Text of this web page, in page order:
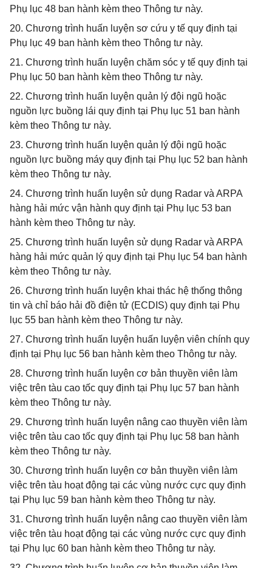
Phụ lục 48 ban hành kèm theo Thông tư này.
20. Chương trình huấn luyện sơ cứu y tế quy định tại
Phụ lục 49 ban hành kèm theo Thông tư này.
21. Chương trình huấn luyện chăm sóc y tế quy định tại
Phụ lục 50 ban hành kèm theo Thông tư này.
22. Chương trình huấn luyện quản lý đội ngũ hoặc
nguồn lực buồng lái quy định tại Phụ lục 51 ban hành
kèm theo Thông tư này.
23. Chương trình huấn luyện quản lý đội ngũ hoặc
nguồn lực buồng máy quy định tại Phụ lục 52 ban hành
kèm theo Thông tư này.
24. Chương trình huấn luyện sử dụng Radar và ARPA
hàng hải mức vận hành quy định tại Phụ lục 53 ban
hành kèm theo Thông tư này.
25. Chương trình huấn luyện sử dụng Radar và ARPA
hàng hải mức quản lý quy định tại Phụ lục 54 ban hành
kèm theo Thông tư này.
26. Chương trình huấn luyện khai thác hệ thống thông
tin và chỉ báo hải đồ điện tử (ECDIS) quy định tại Phụ
lục 55 ban hành kèm theo Thông tư này.
27. Chương trình huấn luyện huấn luyện viên chính quy
định tại Phụ lục 56 ban hành kèm theo Thông tư này.
28. Chương trình huấn luyện cơ bản thuyền viên làm
việc trên tàu cao tốc quy định tại Phụ lục 57 ban hành
kèm theo Thông tư này.
29. Chương trình huấn luyện nâng cao thuyền viên làm
việc trên tàu cao tốc quy định tại Phụ lục 58 ban hành
kèm theo Thông tư này.
30. Chương trình huấn luyện cơ bản thuyền viên làm
việc trên tàu hoạt động tại các vùng nước cực quy định
tại Phụ lục 59 ban hành kèm theo Thông tư này.
31. Chương trình huấn luyện nâng cao thuyền viên làm
việc trên tàu hoạt động tại các vùng nước cực quy định
tại Phụ lục 60 ban hành kèm theo Thông tư này.